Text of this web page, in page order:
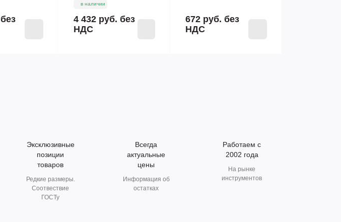
без
в наличии
4 432 руб. без
НДС
672 руб. без
НДС
Эксклюзивные
позиции
товаров
Редкие размеры.
Соотвествие
ГОСТу
Всегда
актуальные
цены
Информация об
остатках
Работаем с
2002 года
На рынке
инструментов